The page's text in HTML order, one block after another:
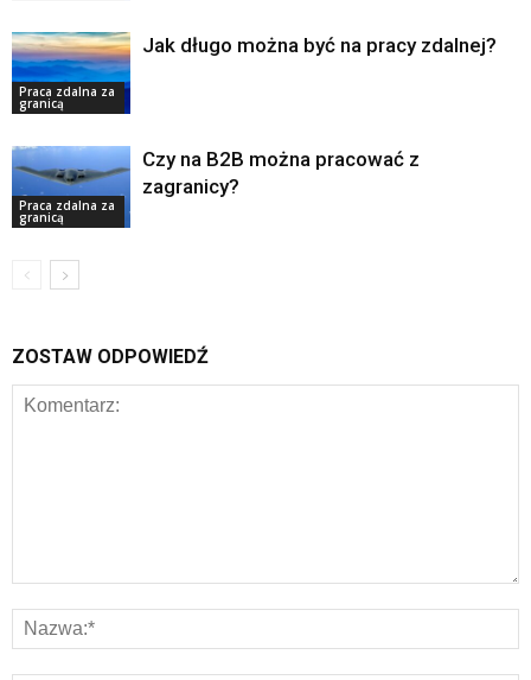
Praca zdalna za
granicą
Jak długo można być na pracy zdalnej?
Praca zdalna za
granicą
Czy na B2B można pracować z
zagranicy?
ZOSTAW ODPOWIEDŹ